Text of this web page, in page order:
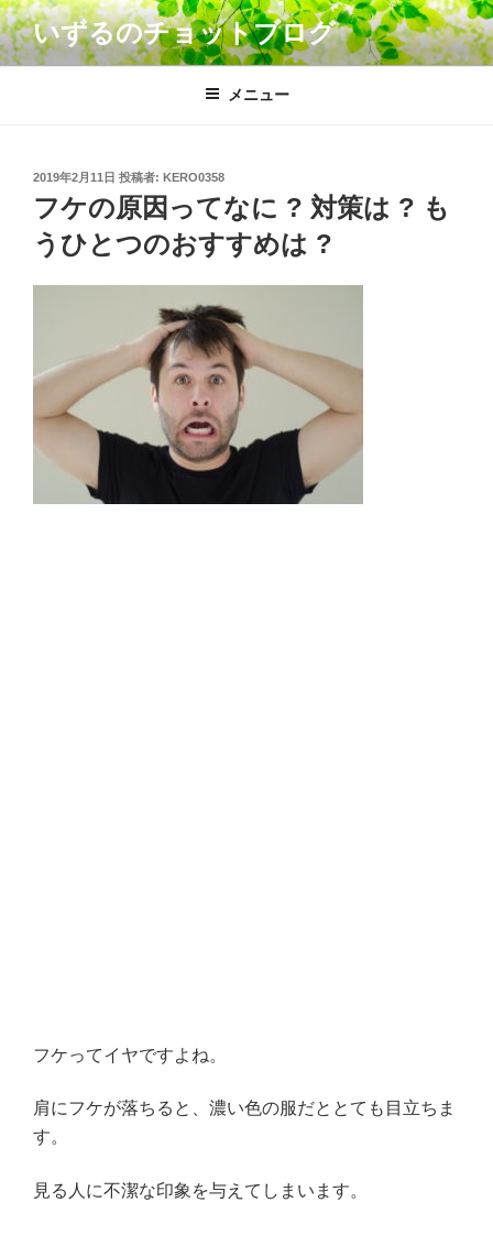
コ
ン
テ
いずるのチョットブログ
メニュー
投
稿
日:
2019年2月11日 投稿者: KERO0358
フケの原因ってなに ? 対策は ? も
うひとつのおすすめは ?
フケってイヤですよね。
肩にフケが落ちると、濃い色の服だととても目立ちま
す。
見る人に不潔な印象を与えてしまいます。